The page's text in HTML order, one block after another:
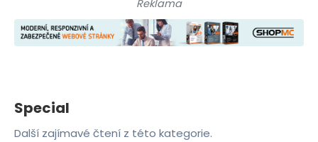
Reklama
Special
Další zajímavé čtení z této kategorie.